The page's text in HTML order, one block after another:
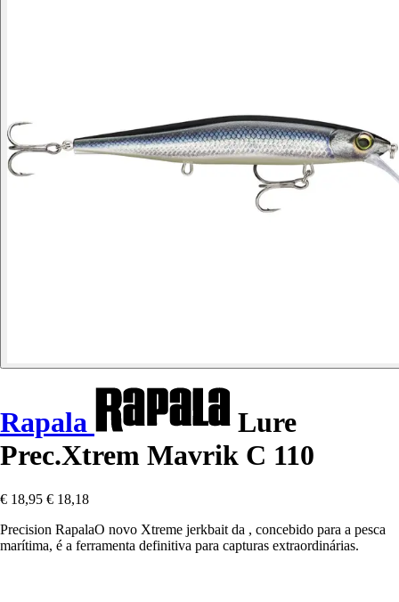
Rapala
Lure
Prec.Xtrem Mavrik C 110
€ 18,95 € 18,18
Precision RapalaO novo Xtreme jerkbait da , concebido para a pesca
marítima, é a ferramenta definitiva para capturas extraordinárias.